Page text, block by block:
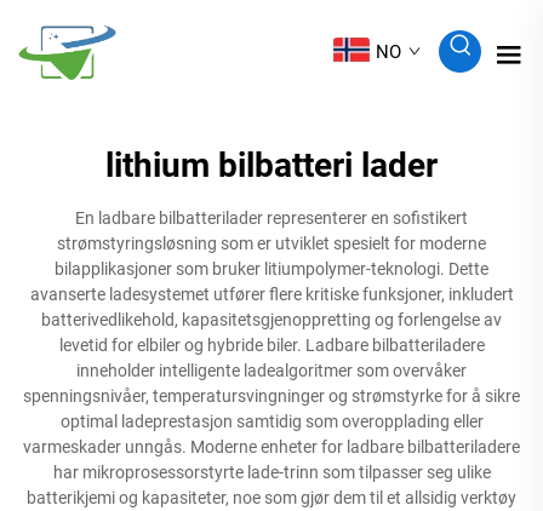
NO
lithium bilbatteri lader
En ladbare bilbatterilader representerer en sofistikert
strømstyringsløsning som er utviklet spesielt for moderne
bilapplikasjoner som bruker litiumpolymer-teknologi. Dette
avanserte ladesystemet utfører flere kritiske funksjoner, inkludert
batterivedlikehold, kapasitetsgjenoppretting og forlengelse av
levetid for elbiler og hybride biler. Ladbare bilbatteriladere
inneholder intelligente ladealgoritmer som overvåker
spenningsnivåer, temperatursvingninger og strømstyrke for å sikre
optimal ladeprestasjon samtidig som overopplading eller
varmeskader unngås. Moderne enheter for ladbare bilbatteriladere
har mikroprosessorstyrte lade-trinn som tilpasser seg ulike
batterikjemi og kapasiteter, noe som gjør dem til et allsidig verktøy